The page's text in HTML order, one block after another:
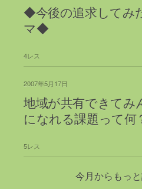
◆今後の追求してみ
マ◆
4レス
2007年5月17日
地域が共有できてみ
になれる課題って何
5レス
今月からもっ